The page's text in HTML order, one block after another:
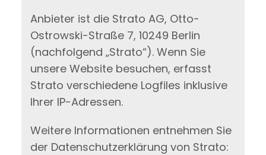
Anbieter ist die Strato AG, Otto-
Ostrowski-Straße 7, 10249 Berlin
(nachfolgend „Strato“). Wenn Sie
unsere Website besuchen, erfasst
Strato verschiedene Logfiles inklusive
Ihrer IP-Adressen.
Weitere Informationen entnehmen Sie
der Datenschutzerklärung von Strato: